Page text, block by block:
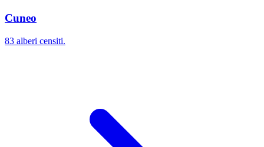
Cuneo
83 alberi censiti.